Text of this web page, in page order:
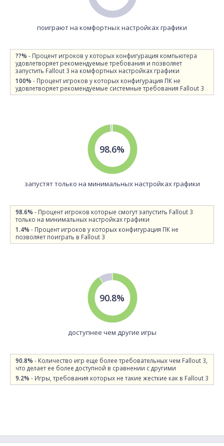
поиграют на комфортных настройках графики
??% - Процент игроков у которых конфигурация компьютера
удовлетворяет рекомендуемые требования и позволяет
запустить Fallout 3 на комфортных настройках графики
100% - Процент игроков у которых конфигурация ПК не
удовлетворяет рекомендуемые системные требования Fallout 3
98.6%
запустят только на минимальных настройках графики
98.6% - Процент игроков которые смогут запустить Fallout 3
только на минимальных настройках графики
1.4% - Процент игроков у которых конфигурация ПК не
позволяет поиграть в Fallout 3
90.8%
доступнее чем другие игры
90.8% - Количество игр еще более требовательных чем Fallout 3,
что делает ее более доступной в сравнении с другими
9.2% - Игры, требования которых не такие жесткие как в Fallout 3